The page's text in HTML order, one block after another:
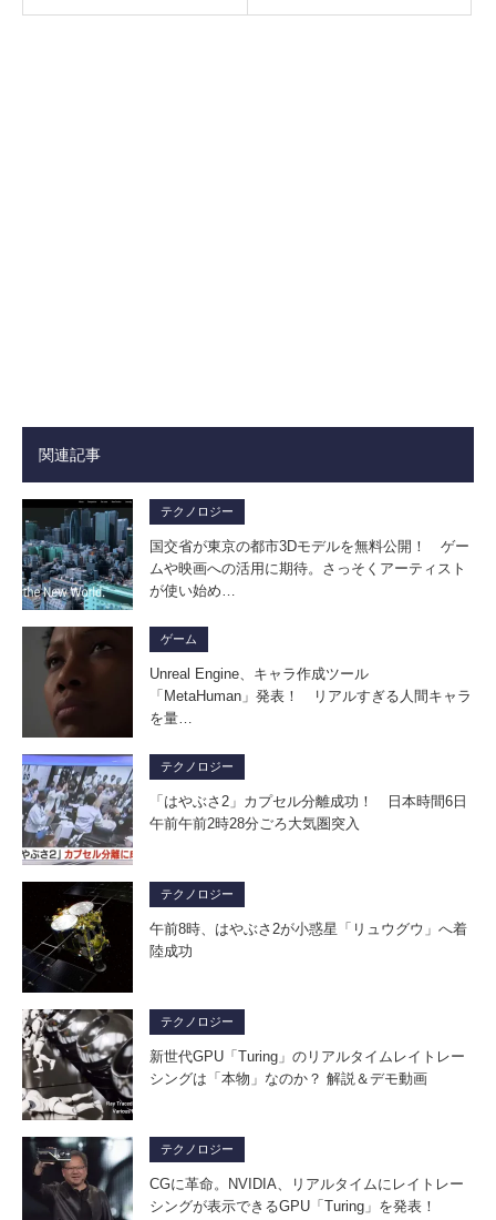
関連記事
テクノロジー
国交省が東京の都市3Dモデルを無料公開！ ゲー
ムや映画への活用に期待。さっそくアーティスト
が使い始め…
ゲーム
Unreal Engine、キャラ作成ツール
「MetaHuman」発表！ リアルすぎる人間キャラ
を量…
テクノロジー
「はやぶさ2」カプセル分離成功！ 日本時間6日
午前午前2時28分ごろ大気圏突入
テクノロジー
午前8時、はやぶさ2が小惑星「リュウグウ」へ着
陸成功
テクノロジー
新世代GPU「Turing」のリアルタイムレイトレー
シングは「本物」なのか？ 解説＆デモ動画
テクノロジー
CGに革命。NVIDIA、リアルタイムにレイトレー
シングが表示できるGPU「Turing」を発表！